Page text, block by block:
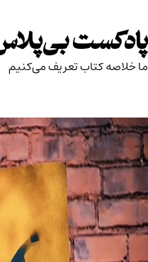
to
content
پادکست
ما خلاصه کتاب تعریف می‌کنیم